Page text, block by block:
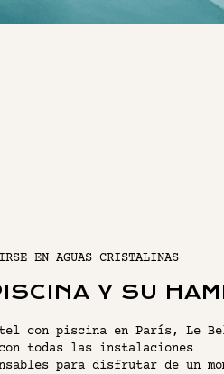
HOTEL
EN AGUAS CRISTALINAS
Y SU
con piscina en París, Le
todas las instalaciones
para disfrutar de un